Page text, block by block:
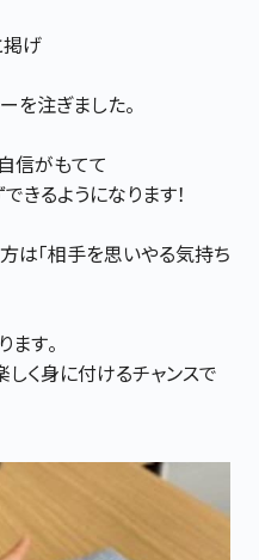
掲げ
を注ぎました。
信がもてて
きるようになります！
は「相手を思いやる気持ち
す。
く身に付けるチャンスで